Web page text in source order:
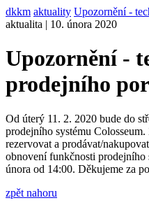
dkkm aktuality Upozornění -
aktualita | 10. února 2020
Upozornění -
prodejního
Od úterý 11. 2. 2020 bude do
prodejního systému
rezervovat a prodávat/
obnovení funkčnosti prodejního
února od 14:00. Děkujeme za
zpět nahoru